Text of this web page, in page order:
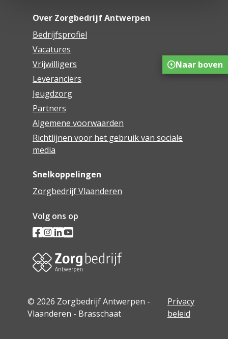
Over Zorgbedrijf Antwerpen
Bedrijfsprofiel
Vacatures
Vrijwilligers
Leveranciers
Jeugdzorg
Partners
Algemene voorwaarden
Richtlijnen voor het gebruik van sociale
media
Snelkoppelingen
Zorgbedrijf Vlaanderen
Volg ons op
© 2026 Zorgbedrijf Antwerpen -
Vlaanderen - Brasschaat
Privacy
beleid
Naar boven